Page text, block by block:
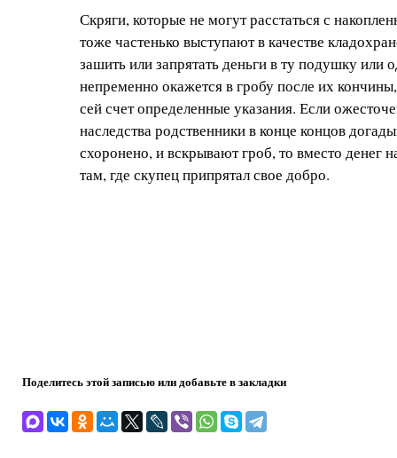
Скряги, которые не могут расстаться с
тоже частенько выступают в качестве
зашить или запрятать деньги в ту подушку или
непременно окажется в гробу после их
сей счет определенные указания. Если
наследства родственники в конце концов
схоронено, и вскрывают гроб, то вместо денег
там, где скупец припрятал свое добро.
Поделитесь этой записью или добавьте в закладки